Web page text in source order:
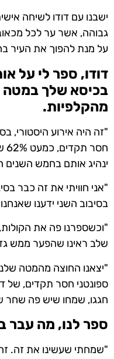
ישבנו עם דודו לשיחה
גבוהה, אשר ער לכל
על מנת להפוך את העיר
דודו, ספר לי על
בכיסא שלך במטה
מהקלפיות.
"זה היה אירוע היסטורי,
ינהיג אותם בחמש השנים
בסיבוב השני ידענו שאנחנו במצב
"וכשספרנו פה את
שלב ראינו שהפער ממש
"יצאנו החוצה מהמטה
ספונטני חסר תקדים, של
חגגו, שמחו שיש פה שחר
ספר לנו, מה עבר
"שמחתי שעשינו את זה. זה